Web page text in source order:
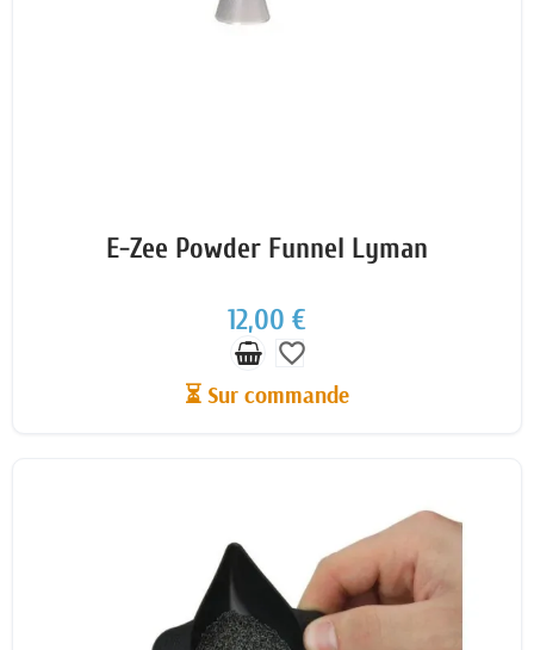
E-Zee Powder Funnel Lyman
12,00 €
favorite_border
⏳ Sur commande